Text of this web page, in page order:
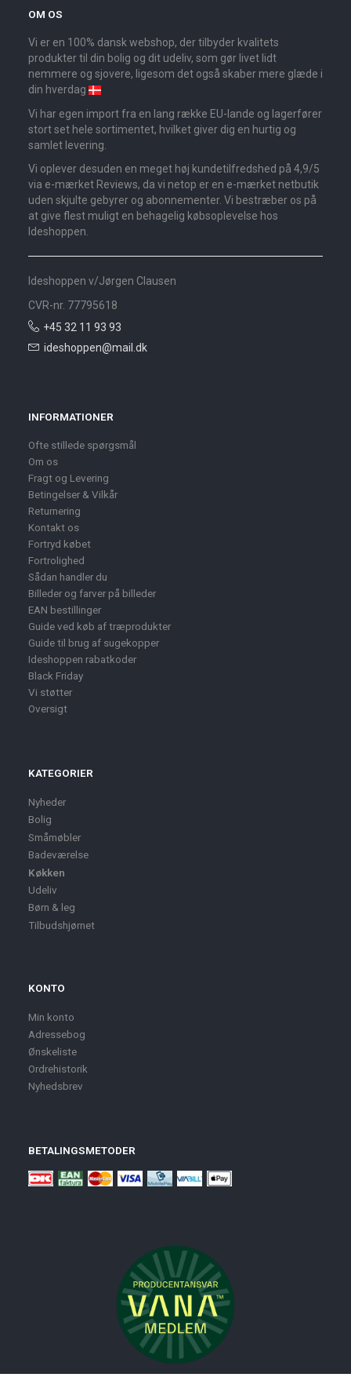
OM OS
Vi er en 100% dansk webshop, der tilbyder kvalitets
produkter til din bolig og dit udeliv, som gør livet lidt
nemmere og sjovere, ligesom det også skaber mere glæde i
din hverdag
Vi har egen import fra en lang række EU-lande og lagerfører
stort set hele sortimentet, hvilket giver dig en hurtig og
samlet levering.
Vi oplever desuden en meget høj kundetilfredshed på 4,9/5
via e-mærket Reviews, da vi netop er en e-mærket netbutik
uden skjulte gebyrer og abonnementer. Vi bestræber os på
at give flest muligt en behagelig købsoplevelse hos
Ideshoppen.
Ideshoppen v/Jørgen Clausen
CVR-nr. 77795618
+45 32 11 93 93
ideshoppen@mail.dk
INFORMATIONER
Ofte stillede spørgsmål
Om os
Fragt og Levering
Betingelser & Vilkår
Returnering
Kontakt os
Fortryd købet
Fortrolighed
Sådan handler du
Billeder og farver på billeder
EAN bestillinger
Guide ved køb af træprodukter
Guide til brug af sugekopper
Ideshoppen rabatkoder
Black Friday
Vi støtter
Oversigt
KATEGORIER
Nyheder
Bolig
Småmøbler
Badeværelse
Køkken
Udeliv
Børn & leg
Tilbudshjørnet
KONTO
Min konto
Adressebog
Ønskeliste
Ordrehistorik
Nyhedsbrev
BETALINGSMETODER